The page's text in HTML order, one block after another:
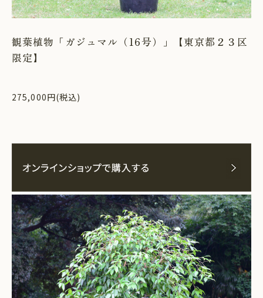
観葉植物「ガジュマル（16号）」【東京都２３区
限定】
275,000円(税込)